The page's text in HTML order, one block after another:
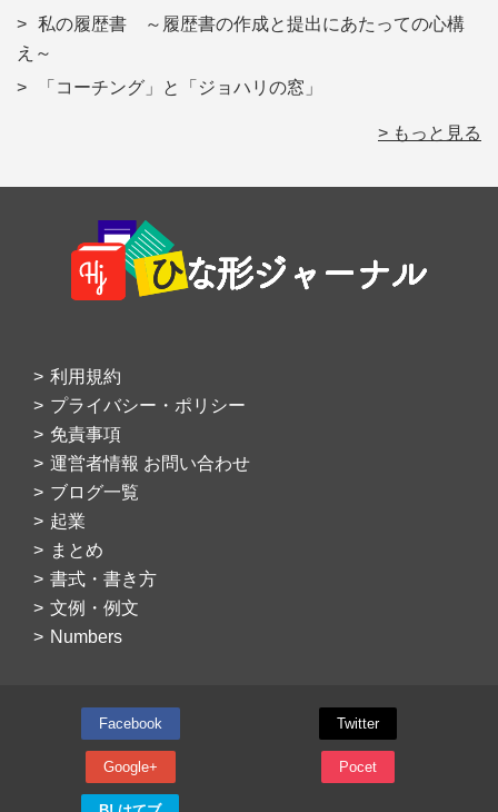
私の履歴書 ～履歴書の作成と提出にあたっての心構
え～
「コーチング」と「ジョハリの窓」
> もっと見る
Footer
利用規約
プライバシー・ポリシー
免責事項
運営者情報 お問い合わせ
ブログ一覧
起業
まとめ
書式・書き方
文例・例文
Numbers
Facebook Twitter
Google+ Pocet